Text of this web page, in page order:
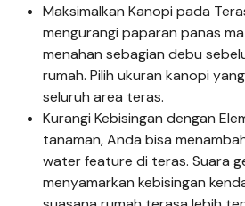
Maksimalkan Kanopi pada
mengurangi paparan panas
menahan sebagian debu
rumah. Pilih ukuran kanopi
seluruh area teras.
Kurangi Kebisingan dengan
tanaman, Anda bisa
water feature di teras. Suara
menyamarkan kebisingan